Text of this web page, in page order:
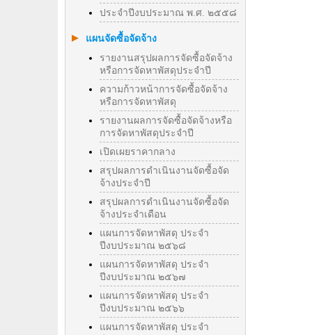
ประจำปีงบประมาณ พ.ศ. ๒๕๕๘
แผนจัดซื้อจัดจ้าง
รายงานสรุปผลการจัดซื้อจัดจ้าง
หรือการจัดหาพัสดุประจำปี
ความก้าวหน้าการจัดซื้อจัดจ้าง
หรือการจัดหาพัสดุ
รายงานผลการจัดซื้อจัดจ้างหรือ
การจัดหาพัสดุประจําปี
เปิดเผยราคากลาง
สรุปผลการดำเนินงานจัดซื้อจัด
จ้างประจำปี
สรุปผลการดำเนินงานจัดซื้อจัด
จ้างประจำเดือน
แผนการจัดหาพัสดุ ประจำ
ปีงบประมาณ ๒๕๖๘
แผนการจัดหาพัสดุ ประจำ
ปีงบประมาณ ๒๕๖๗
แผนการจัดหาพัสดุ ประจำ
ปีงบประมาณ ๒๕๖๖
แผนการจัดหาพัสดุ ประจำ